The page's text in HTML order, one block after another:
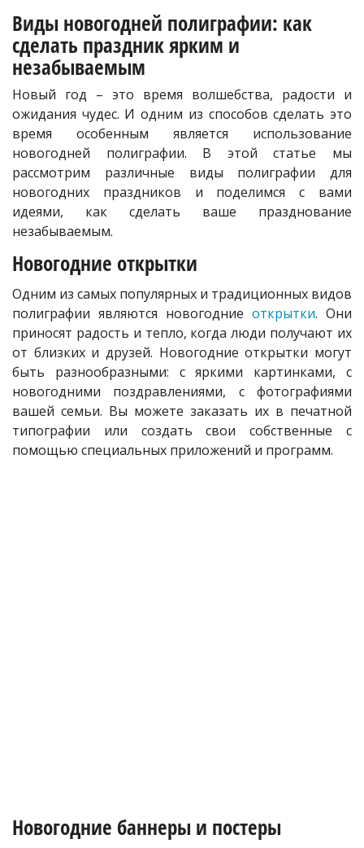
Виды новогодней полиграфии: как
сделать праздник ярким и
незабываемым
Новый год – это время волшебства, радости и
ожидания чудес. И одним из способов сделать это
время особенным является использование
новогодней полиграфии. В этой статье мы
рассмотрим различные виды полиграфии для
новогодних праздников и поделимся с вами
идеями, как сделать ваше празднование
незабываемым.
Новогодние открытки
Одним из самых популярных и традиционных видов
полиграфии являются новогодние открытки. Они
приносят радость и тепло, когда люди получают их
от близких и друзей. Новогодние открытки могут
быть разнообразными: с яркими картинками, с
новогодними поздравлениями, с фотографиями
вашей семьи. Вы можете заказать их в печатной
типографии или создать свои собственные с
помощью специальных приложений и программ.
Новогодние баннеры и постеры